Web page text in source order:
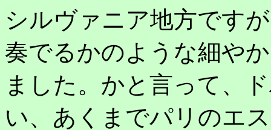
シルヴァニア地方です
奏でるかのような細や
ました。かと言って、
い、あくまでパリのエ